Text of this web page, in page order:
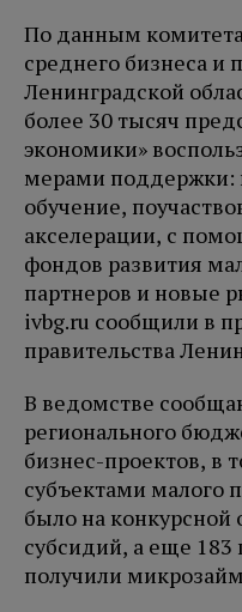
По данным
среднего бизнеса и
Ленинградской
более 30 тысяч
экономики»
мерами поддержки:
обучение,
акселерации, с
фондов развития
партнеров и новые
ivbg.ru сообщили в
правительства
В ведомстве
регионального
бизнес-проектов, в
субъектами малого
было на конкурсной
субсидий, а еще
получили